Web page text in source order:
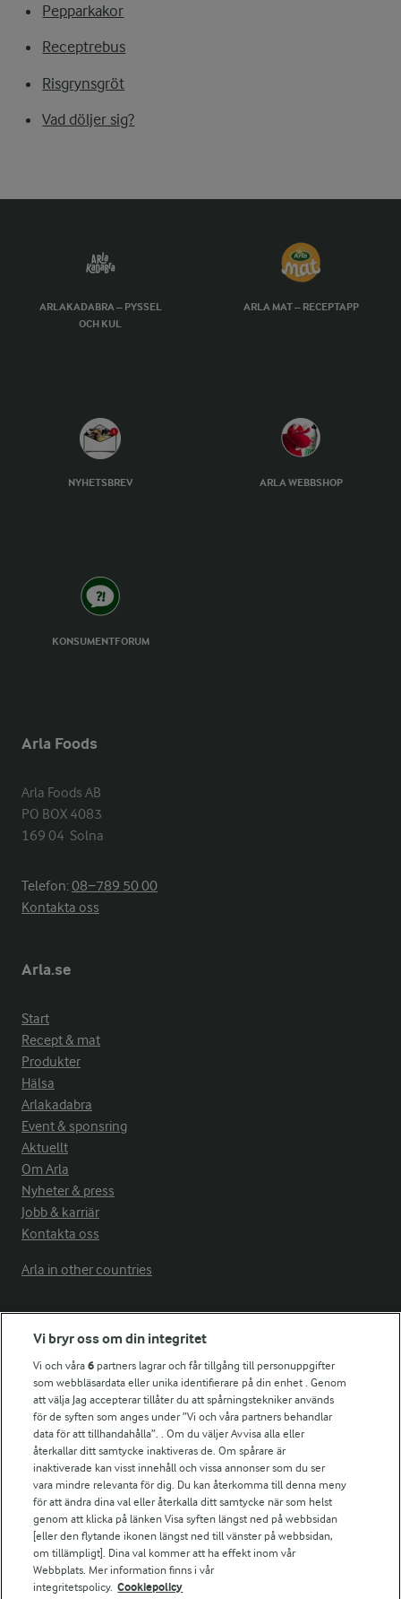
Pepparkakor
Receptrebus
Risgrynsgröt
Vad döljer sig?
ARLAKADABRA – PYSSEL
OCH KUL
ARLA MAT – RECEPTAPP
NYHETSBREV ARLA WEBBSHOP
KONSUMENTFORUM
Arla Foods
Arla Foods AB
PO BOX 4083
169 04  Solna
Telefon:08−789 50 00
Kontakta oss
Arla.se
Start
Recept & mat
Produkter
Hälsa
Arlakadabra
Event & sponsring
Aktuellt
Om Arla
Nyheter & press
Jobb & karriär
Kontakta oss
Arla in other countries
Fler Arlasajter
För ägare
Arlas kundportal
Arla.com
Falbygdens Ost
Arla webbshop
Bildbank
Följ oss
Vi bryr oss om din integritet
Vi och våra6 partners lagrar och får tillgång till personuppgifter
som webbläsardata eller unika identifierare på din enhet . Genom
att välja Jag accepterar tillåter du att spårningstekniker används
för de syften som anges under ”Vi och våra partners behandlar
data för att tillhandahålla”. . Om du väljer Avvisa alla eller
återkallar ditt samtycke inaktiveras de. Om spårare är
inaktiverade kan visst innehåll och vissa annonser som du ser
vara mindre relevanta för dig. Du kan återkomma till denna meny
för att ändra dina val eller återkalla ditt samtycke när som helst
genom att klicka på länken Visa syften längst ned på webbsidan
[eller den flytande ikonen längst ned till vänster på webbsidan,
om tillämpligt]. Dina val kommer att ha effekt inom vår
Webbplats. Mer information finns i vår
integritetspolicy. Cookiepolicy